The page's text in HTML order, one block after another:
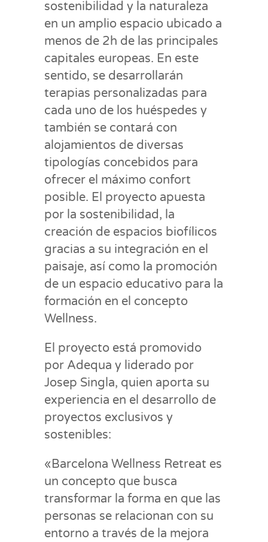
sostenibilidad y la naturaleza
en un amplio espacio ubicado a
menos de 2h de las principales
capitales europeas. En este
sentido, se desarrollarán
terapias personalizadas para
cada uno de los huéspedes y
también se contará con
alojamientos de diversas
tipologías concebidos para
ofrecer el máximo confort
posible. El proyecto apuesta
por la sostenibilidad, la
creación de espacios biofílicos
gracias a su integración en el
paisaje, así como la promoción
de un espacio educativo para la
formación en el concepto
Wellness.
El proyecto está promovido
por Adequa y liderado por
Josep Singla, quien aporta su
experiencia en el desarrollo de
proyectos exclusivos y
sostenibles:
«Barcelona Wellness Retreat es
un concepto que busca
transformar la forma en que las
personas se relacionan con su
entorno a través de la mejora